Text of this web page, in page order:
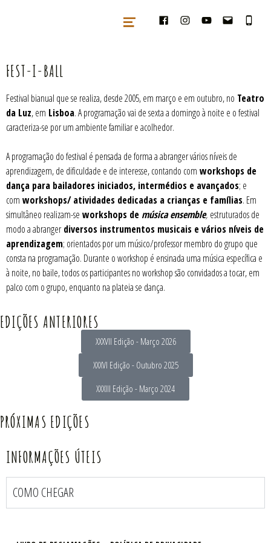
tradballs – cooperativa artes &
FEST-I-BALL
Festival bianual que se realiza, desde 2005, em março e em outubro, no Teatro
da Luz, em Lisboa. A programação vai de sexta a domingo à noite e o festival
caracteriza-se por um ambiente familiar e acolhedor.
A programação do festival é pensada de forma a abranger vários níveis de
aprendizagem, de dificuldade e de interesse, contando com workshops de
dança para bailadores iniciados, intermédios e avançados; e
com workshops/ atividades dedicadas a crianças e famílias. Em
simultâneo realizam-se workshops de música ensemble, estruturados de
modo a abrangerdiversos instrumentos musicais e vários níveis de
aprendizagem; orientados por um músico/professor membro do grupo que
consta na programação. Durante o workshop é ensinada uma música específica e
à noite, no baile, todos os participantes no workshop são convidados a tocar, em
palco com o grupo, enquanto na plateia se dança.
EDIÇÕES ANTERIORES
XXXVII Edição - Março 2026
XXXVI Edição - Outubro 2025
XXXIII Edição - Março 2024
PRÓXIMAS EDIÇÕES
INFORMAÇÕES ÚTEIS
COMO CHEGAR